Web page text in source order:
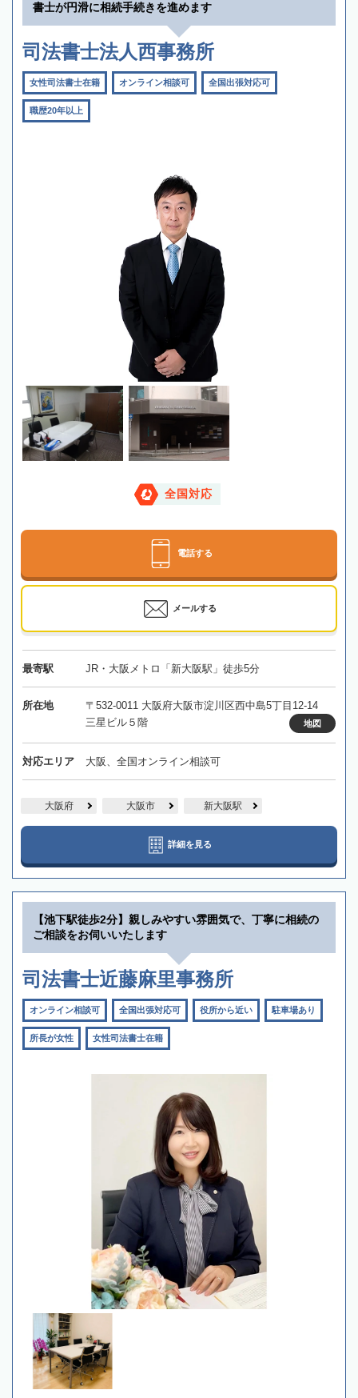
書士が円滑に相続手続きを進めます
司法書士法人西事務所
女性司法書士在籍 オンライン相談可 全国出張対応可
職歴20年以上
全国対応
電話する
メールする
最寄駅 JR・大阪メトロ「新大阪駅」徒歩5分
所在地
〒532-0011 大阪府大阪市淀川区西中島5丁目12-14
三星ビル５階
地図
対応エリア 大阪、全国オンライン相談可
大阪府 大阪市 新大阪駅
詳細を見る
【池下駅徒歩2分】親しみやすい雰囲気で、丁寧に相続の
ご相談をお伺いいたします
司法書士近藤麻里事務所
オンライン相談可 全国出張対応可 役所から近い 駐車場あり
所長が女性 女性司法書士在籍